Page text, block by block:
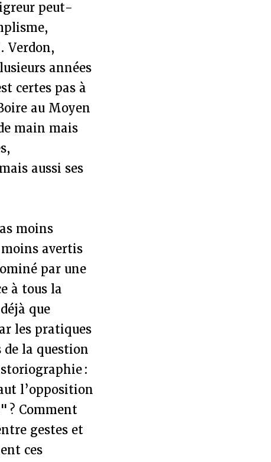
peut-
Verdon,
années
certes pas à
au Moyen
main mais
aussi ses
moins
avertis
par une
à tous la
que
les pratiques
la question
:
l’opposition
? Comment
gestes et
ces